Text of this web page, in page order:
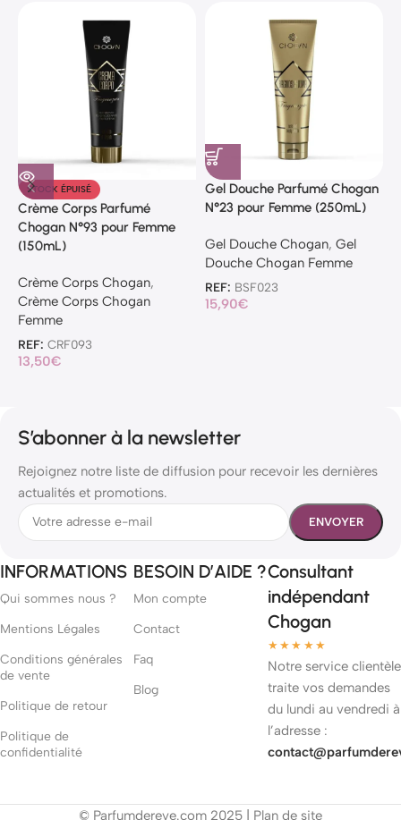
STOCK ÉPUISÉ
Crème Corps Parfumé
Chogan N°93 pour Femme
(150mL)
Crème Corps Chogan,
Crème Corps Chogan
Femme
REF: CRF093
13,50€
Gel Douche Parfumé Chogan
N°23 pour Femme (250mL)
Gel Douche Chogan, Gel
Douche Chogan Femme
REF: BSF023
15,90€
S’abonner à la newsletter
Rejoignez notre liste de diffusion pour recevoir les dernières
actualités et promotions.
INFORMATIONS
Qui sommes nous ?
Mentions Légales
Conditions générales
de vente
Politique de retour
Politique de
confidentialité
BESOIN D’AIDE ?
Mon compte
Contact
Faq
Blog
Consultant
indépendant
Chogan
★★★★★
Notre service clientèle
traite vos demandes
du lundi au vendredi à
l’adresse :
© Parfumdereve.com 2025 | Plan de site